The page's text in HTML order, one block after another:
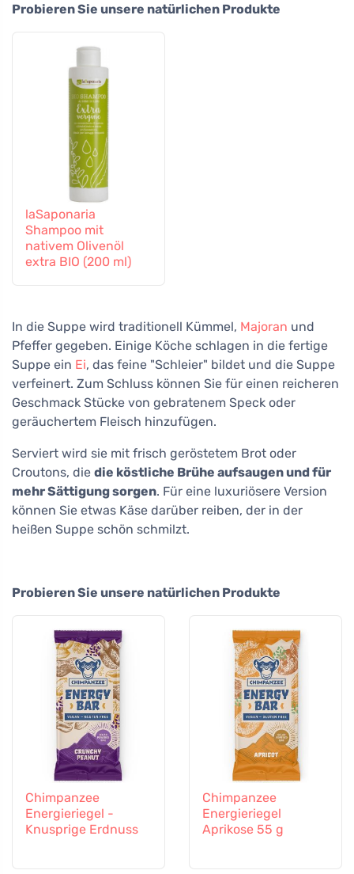
Probieren Sie unsere natürlichen Produkte
laSaponaria
Shampoo mit
nativem Olivenöl
extra BIO (200 ml)
In die Suppe wird traditionell Kümmel, Majoran und
Pfeffer gegeben. Einige Köche schlagen in die fertige
Suppe ein Ei, das feine "Schleier" bildet und die Suppe
verfeinert. Zum Schluss können Sie für einen reicheren
Geschmack Stücke von gebratenem Speck oder
geräuchertem Fleisch hinzufügen.
Serviert wird sie mit frisch geröstetem Brot oder
Croutons, die die köstliche Brühe aufsaugen und für
mehr Sättigung sorgen. Für eine luxuriösere Version
können Sie etwas Käse darüber reiben, der in der
heißen Suppe schön schmilzt.
Probieren Sie unsere natürlichen Produkte
Chimpanzee
Energieriegel -
Knusprige Erdnuss
Chimpanzee
Energieriegel
Aprikose 55 g